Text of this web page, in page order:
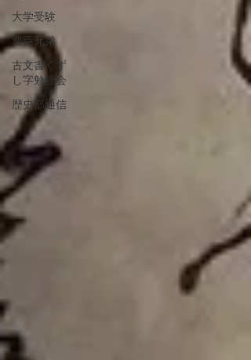
大学受験
豊臣兄弟
古文書くず
し字勉強会
歴史部通信